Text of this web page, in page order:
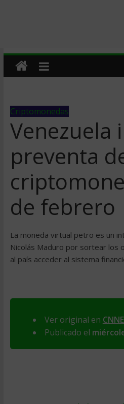
Criptomonedas
Venezuela
preventa
de febrero
La moneda virtual petro es un
Nicolás Maduro por sortear los
al país acceder al sistema
Ver original en
Publicado el